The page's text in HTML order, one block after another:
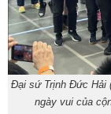
Đại sứ Trịnh Đức Hải
ngày vui của